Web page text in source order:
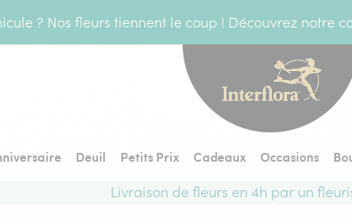
? Nos fleurs tiennent le coup ! Découvrez notre
Deuil Petits Prix Cadeaux Occasions
Livraison de fleurs en 4h par un